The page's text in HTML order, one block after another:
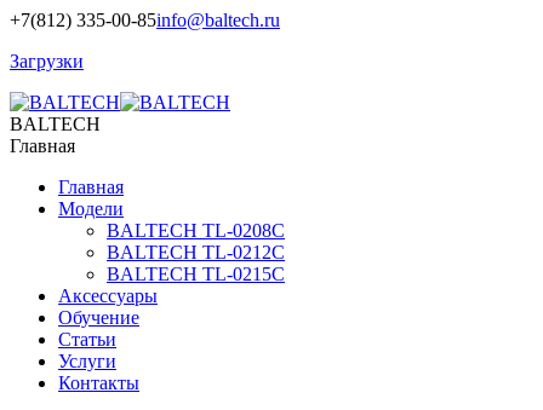
+7(812) 335-00-85info@baltech.ru
Загрузки
BALTECH
Главная
Главная
Модели
BALTECH TL-0208C
BALTECH TL-0212C
BALTECH TL-0215C
Аксессуары
Обучение
Статьи
Услуги
Контакты